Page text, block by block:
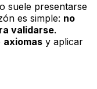
suele presentarse
es simple: no
validarse.
axiomas y aplicar